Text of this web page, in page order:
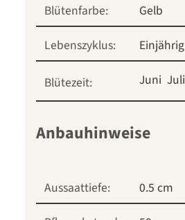
Blütenfarbe:
Gelb
Lebenszyklus:
Einjährig
Blütezeit: Juni Juli
Anbauhinweise
Aussaattiefe:
0.5 cm